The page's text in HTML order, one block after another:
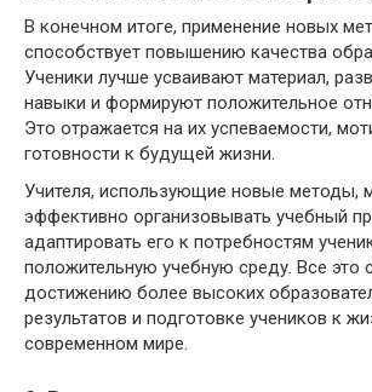
В конечном итоге, применение новых
способствует повышению качества
Ученики лучше усваивают материал,
навыки и формируют положительное
Это отражается на их успеваемости,
готовности к будущей жизни.
Учителя, использующие новые методы,
эффективно организовывать учебный
адаптировать его к потребностям
положительную учебную среду. Все это
достижению более высоких
результатов и подготовке учеников к
современном мире.